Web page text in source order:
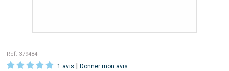
Réf. 379484
1 avis |Donner mon avis